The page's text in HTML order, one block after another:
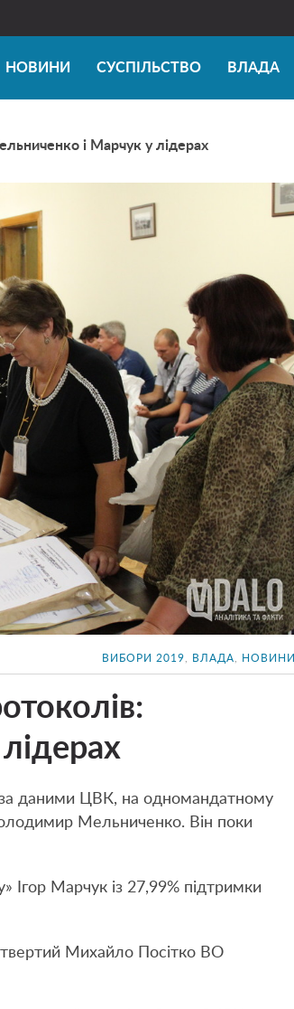
НОВИНИ СУСПІЛЬСТВО ВЛАДА
і Марчук у лідерах
ВИБОРИ 2019, ВЛАДА, НОВИНИ
за даними ЦВК, на одномандатному
Мельниченко. Він поки
Ігор Марчук із 27,99% підтримки
Михайло Посітко ВО